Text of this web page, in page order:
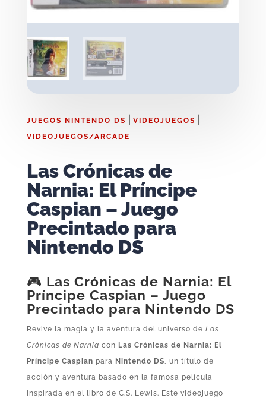
JUEGOS NINTENDO DS VIDEOJUEGOS
VIDEOJUEGOS/ARCADE
Las Crónicas de
Narnia: El Príncipe
Caspian – Juego
Precintado para
Nintendo DS
🎮 Las Crónicas de Narnia: El
Príncipe Caspian – Juego
Precintado para Nintendo DS
Revive la magia y la aventura del universo de Las
Crónicas de Narnia con Las Crónicas de Narnia: El
Príncipe Caspian para Nintendo DS , un título de
acción y aventura basado en la famosa película
inspirada en el libro de C.S. Lewis. Este videojuego